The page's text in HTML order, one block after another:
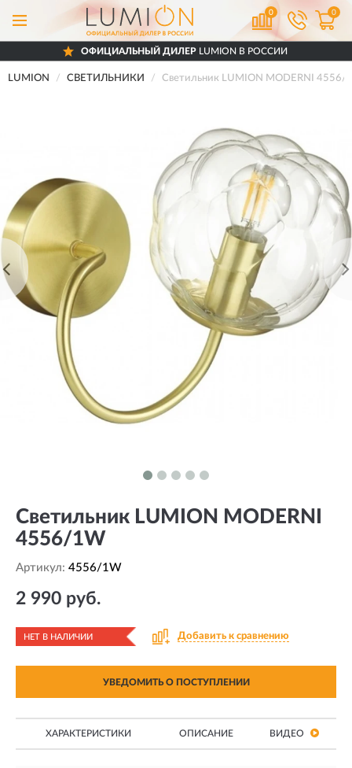
0 0
ОФИЦИАЛЬНЫЙ ДИЛЕР LUMION В РОССИИ
LUMION СВЕТИЛЬНИКИ Светильник LUMION MODERNI 4556/
Светильник LUMION MODERNI
4556/1W
Артикул: 4556/1W
2 990 руб.
НЕТ В НАЛИЧИИ Добавить к сравнению
УВЕДОМИТЬ О ПОСТУПЛЕНИИ
ХАРАКТЕРИСТИКИ ОПИСАНИЕ ВИДЕО